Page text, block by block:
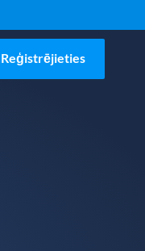
Reģistrējieties